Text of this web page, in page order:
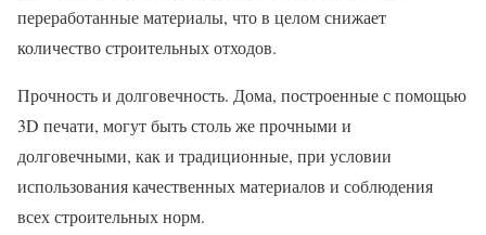
переработанные материалы, что в целом снижает
количество строительных отходов.
Прочность и долговечность. Дома, построенные с помощью
3D печати, могут быть столь же прочными и
долговечными, как и традиционные, при условии
использования качественных материалов и соблюдения
всех строительных норм.